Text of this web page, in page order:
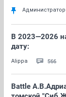
Администратор
В 2023—2026
дату:
Alippa 566
Battle